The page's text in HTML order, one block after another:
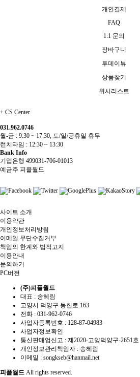
개인결제
FAQ
1:1 문의
장바구니
투데이뷰
상품찾기
위시리스트
+ CS Center
031.962.0746
월-금 : 9:30 ~ 17:30, 토/일/공휴일 휴무
런치타임 : 12:30 ~ 13:30
Bank Info
기업은행 499031-706-01013
예금주 피플월드
사이트 소개
이용약관
개인정보처리방침
이메일 무단수집거부
책임의 한계와 법적고지
이용안내
문의하기
PC버전
(주)피플월드
대표 : 송혜림
고양시 덕양구 동헌로 163
전화 : 031-962-0746
사업자등록번호 : 128-87-04983
사업자정보확인
통신판매업신고 : 제2020-고양덕양구-2651호
개인정보관리책임자 : 송혜림
이메일 : songkseb@hanmail.net
피플월드 All rights reserved.